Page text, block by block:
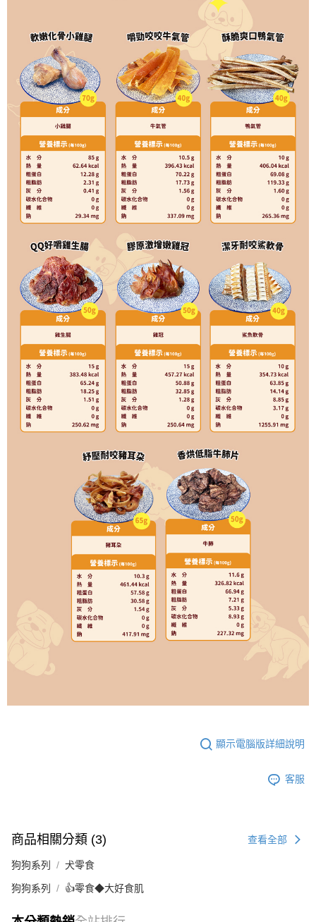
顯示電腦版詳細說明
客服
商品相關分類 (3) 查看全部
狗狗系列 犬零食
狗狗系列 👍零食◆大好食肌